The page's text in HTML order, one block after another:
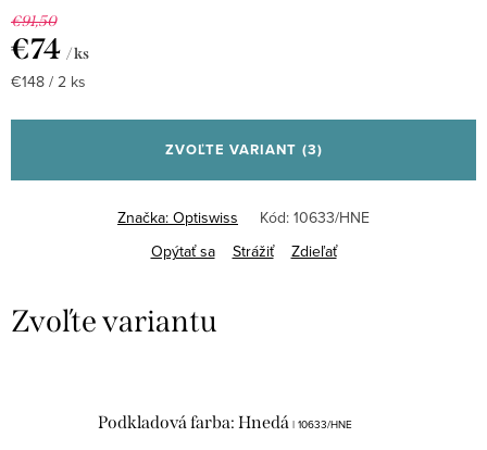
€91,50
€74 / ks
Jednotková
€148 / 2 ks
ZVOĽTE VARIANT (3)
Značka: Optiswiss Kód: 10633/HNE
Opýtať sa
Strážiť Zdieľať
Podkladová farba: Hnedá | 10633/HNE